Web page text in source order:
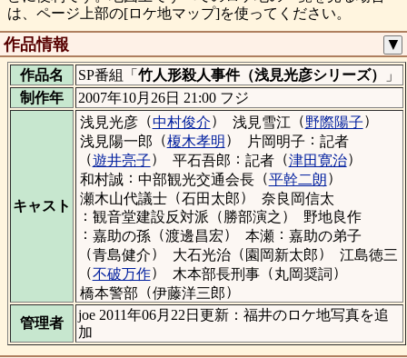
は、ページ上部の[ロケ地マップ]を使ってください。
作品情報 ▼
作品名 SP番組「 竹人形殺人事件（浅見光彦シリーズ）
」
制作年
2007年10月26日 21:00 フジ
キャスト
浅見光彦（中村俊介） 浅見雪江 （野際陽子）
浅見陽一郎 （榎木孝明 ） 片岡明子 ： 記者
（遊井亮子） 平石吾郎 ： 記者（津田寛治）
和村誠 ： 中部観光交通会長（平幹二朗）
瀬木山代議士（石田太郎）
奈良岡信太
： 観音堂建設反対派 （勝部演之 ）
野地良作
： 嘉助の孫 （渡邊昌宏） 本瀬： 嘉助の弟子
（青島健介） 大石光治（ 園岡新太郎）
江島徳三
（不破万作） 木本部長刑事（丸岡奨詞 ）
橋本警部 （伊藤洋三郎）
管理者
joe 2011年06月22日更新：福井のロケ地写真を追
加